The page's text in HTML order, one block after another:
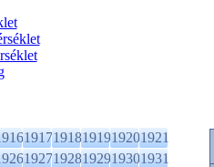
19171918191919201921
19271928192919301931